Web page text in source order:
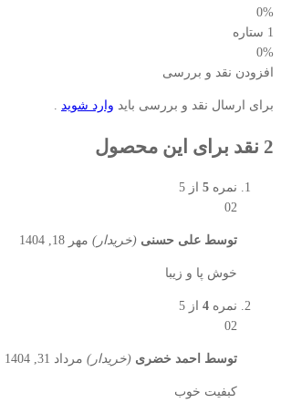
0%
1 ستاره
0%
افزودن نقد و بررسی
برای ارسال نقد و بررسی باید وارد شوید .
2 نقد برای این محصول
نمره 5 از 5
02
توسط علی حسنی (خریدار) مهر 18, 1404
خوش پا و زيبا
نمره 4 از 5
02
توسط احمد خضری (خریدار) مرداد 31, 1404
کبفیت خوب